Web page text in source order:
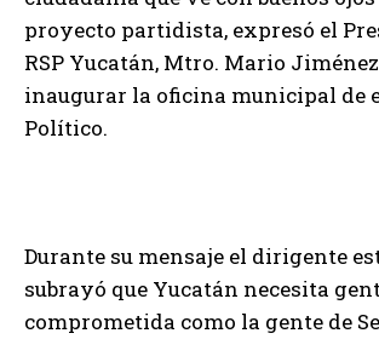
proyecto partidista, expresó el
RSP Yucatán, Mtro. Mario
inaugurar la oficina municipal de
Político.
Durante su mensaje el dirigente
subrayó que Yucatán necesita
comprometida como la gente de